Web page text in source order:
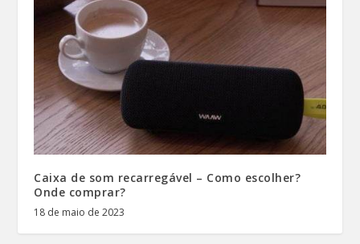
Caixa de som recarregável – Como escolher?
Onde comprar?
18 de maio de 2023